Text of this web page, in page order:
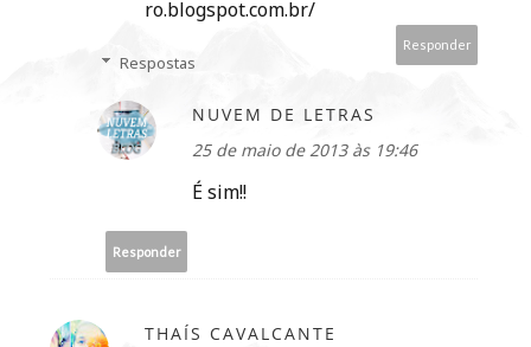
ro.blogspot.com.br/
Responder
Respostas
NUVEM DE LETRAS
25 de maio de 2013 às 19:46
É sim!!
Responder
THAÍS CAVALCANTE